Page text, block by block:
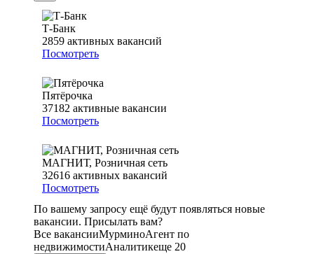
Т-Банк
2859 активных вакансий
Посмотреть
Пятёрочка
37182 активные вакансии
Посмотреть
МАГНИТ, Розничная сеть
32616 активных вакансий
Посмотреть
По вашему запросу ещё будут появляться новые
вакансии. Присылать вам?
Все вакансииМурминоАгент по
недвижимостиАналитикеще 20